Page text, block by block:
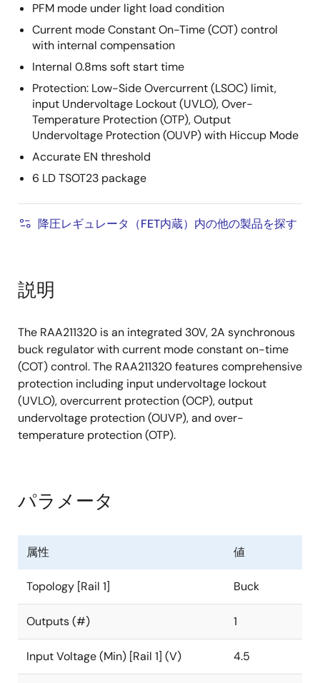
PFM mode under light load condition
Current mode Constant On-Time (COT) control
with internal compensation
Internal 0.8ms soft start time
Protection: Low-Side Overcurrent (LSOC) limit,
input Undervoltage Lockout (UVLO), Over-
Temperature Protection (OTP), Output
Undervoltage Protection (OUVP) with Hiccup Mode
Accurate EN threshold
6 LD TSOT23 package
降圧レギュレータ（FET内蔵）内の他の製品を探す
説明
The RAA211320 is an integrated 30V, 2A synchronous
buck regulator with current mode constant on-time
(COT) control. The RAA211320 features comprehensive
protection including input undervoltage lockout
(UVLO), overcurrent protection (OCP), output
undervoltage protection (OUVP), and over-
temperature protection (OTP).
パラメータ
属性 値
Topology [Rail 1] Buck
Outputs (#) 1
Input Voltage (Min) [Rail 1] (V) 4.5